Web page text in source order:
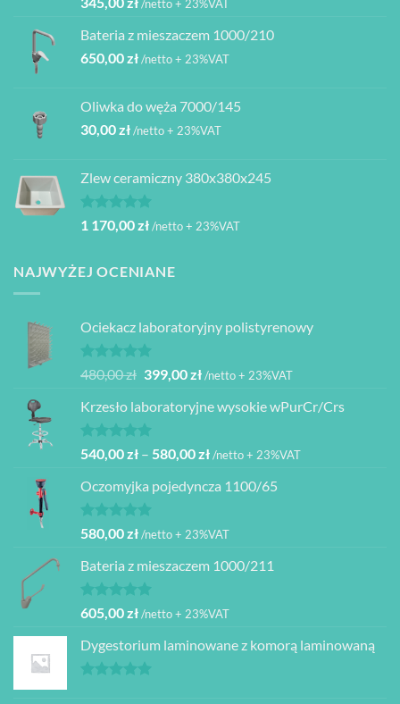
/netto + 23%VAT
Bateria z mieszaczem 1000/210
650,00zł/netto + 23%VAT
Oliwka do węża 7000/145
30,00zł/netto + 23%VAT
Zlew ceramiczny 380x380x245
Oceniono
na 5
1 170,00zł/netto + 23%VAT
NAJWYŻEJ OCENIANE
Ociekacz laboratoryjny polistyrenowy
Oceniono
na 5
480,00zł Pierwotna
wynosiła:
480,00 zł.
399,00złAktualna
wynosi:
/netto + 23%VAT
Krzesło laboratoryjne wysokie wPurCr/Crs
Oceniono
na 5
540,00zł – 580,00złZakres
od
do
/netto + 23%VAT
Oczomyjka pojedyncza 1100/65
Oceniono
na 5
580,00zł/netto + 23%VAT
Bateria z mieszaczem 1000/211
Oceniono
na 5
605,00zł/netto + 23%VAT
Dygestorium laminowane z komorą laminowaną